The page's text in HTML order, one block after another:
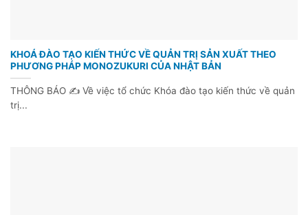
KHOÁ ĐÀO TẠO KIẾN THỨC VỀ QUẢN TRỊ SẢN XUẤT THEO
PHƯƠNG PHÁP MONOZUKURI CỦA NHẬT BẢN
THÔNG BÁO ✍ Về việc tổ chức Khóa đào tạo kiến thức về quản
trị...